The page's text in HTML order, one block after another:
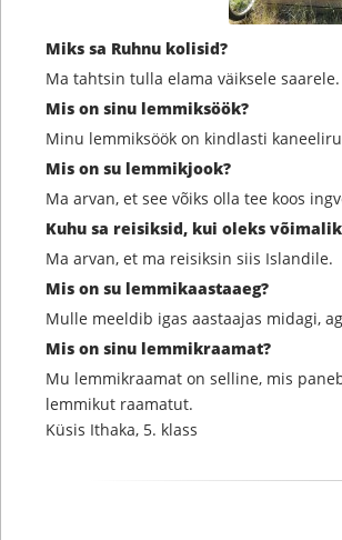
Miks sa Ruhnu kolisid?
Ma tahtsin tulla elama väiksele saarele.
Mis on sinu lemmiksöök?
Minu lemmiksöök on kindlasti
Mis on su lemmikjook?
Ma arvan, et see võiks olla tee koos
Kuhu sa reisiksid, kui oleks
Ma arvan, et ma reisiksin siis Islandile.
Mis on su lemmikaastaaeg?
Mulle meeldib igas aastaajas midagi,
Mis on sinu lemmikraamat?
Mu lemmikraamat on selline, mis
lemmikut raamatut.
Küsis Ithaka, 5. klass